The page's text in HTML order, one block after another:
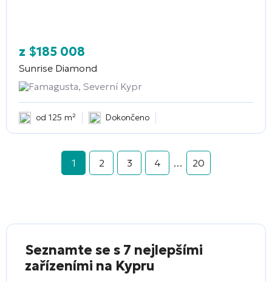
z $185 008
Sunrise Diamond
Famagusta, Severní Kypr
od 125 m² Dokončeno
1 2 3 4 … 20
Seznamte se s 7 nejlepšími
zařízeními na Kypru